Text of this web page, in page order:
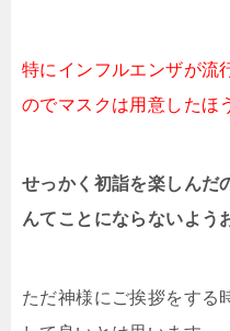
特にインフルエンザが流
のでマスクは用意したほ
せっかく初詣を楽しん
んてことにならないよう
ただ神様にご挨拶をする